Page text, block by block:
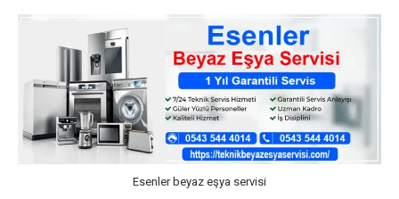
Esenler beyaz eşya servisi